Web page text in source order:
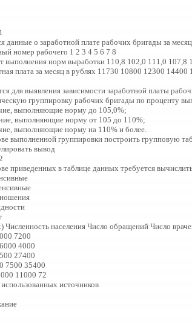
данные о заработной плате рабочих бригады за месяц
номер рабочего 1 2 3 4 5 6 7 8
выполнения норм выработки 110,8 102,0 111,0 107,8
плата за месяц в рублях 11730 10800 12300
для выявления зависимости заработной платы
группировку рабочих бригады по проценту
выполняющие норму до 105,0%;
выполняющие норму от 105 до 110%;
выполняющие норму на 110% и более.
выполненной группировки построить групповую
вывод
приведенных в таблице данных требуется
Численность населения Число обращений Число
7200
4000
27400
7500 35400
11000 72
источников